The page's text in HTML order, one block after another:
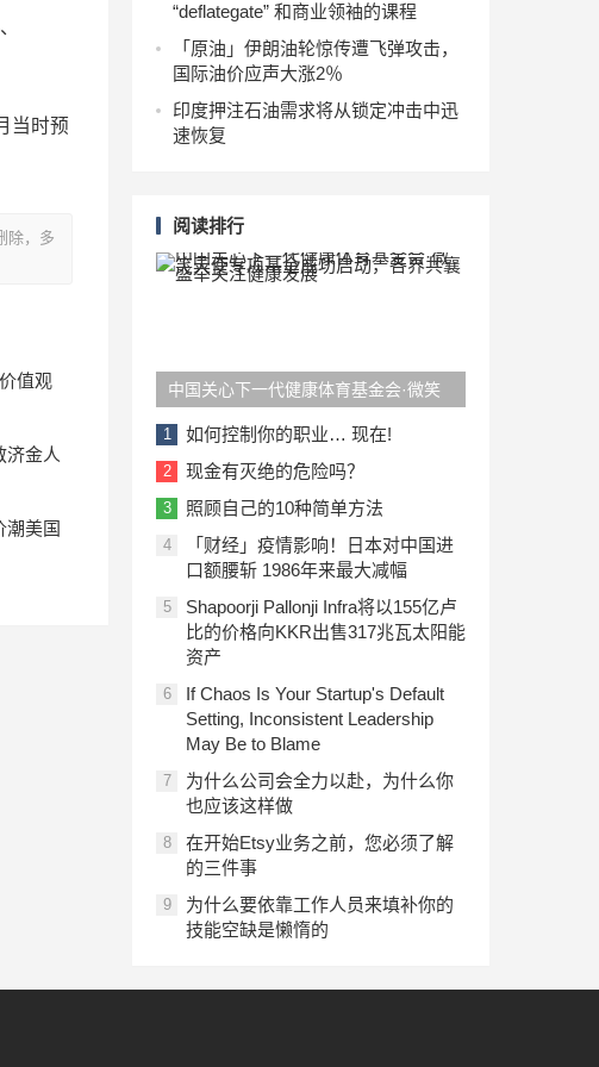
当时预
除，多
值观
济金人
潮美国
“deflategate” 和商业领袖的课程
「原油」伊朗油轮惊传遭飞弹攻击，
国际油价应声大涨2％
印度押注石油需求将从锁定冲击中迅
速恢复
阅读排行
中国关心下一代健康体育基金会·微笑
天使专项基金成功启动，各界共襄盛举
关注健康发展
1 如何控制你的职业… 现在!
2 现金有灭绝的危险吗？
3 照顾自己的10种简单方法
4
「财经」疫情影响！日本对中国进
口额腰斩 1986年来最大减幅
5
Shapoorji Pallonji Infra将以155亿卢
比的价格向KKR出售317兆瓦太阳能
资产
6
If Chaos Is Your Startup's Default
Setting, Inconsistent Leadership
May Be to Blame
7
为什么公司会全力以赴，为什么你
也应该这样做
8
在开始Etsy业务之前，您必须了解
的三件事
9
为什么要依靠工作人员来填补你的
技能空缺是懒惰的